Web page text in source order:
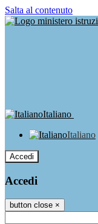
Salta al contenuto
Italiano
Italiano
Accedi
Accedi
button close ×